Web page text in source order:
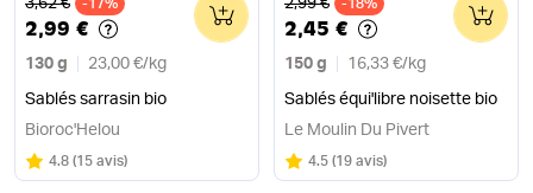
3,62 € -17%
2,99 €
130 g 23,00 €/ kg
Sablés sarrasin bio
0
Bioroc'Helou
Note
4.8 sur 5
(15 avis)
2,99 € -18%
2,45 €
150 g 16,33 €/ kg
Sablés équi'libre noisette bio
0
Le Moulin Du Pivert
Note
4.5 sur 5
(19 avis)